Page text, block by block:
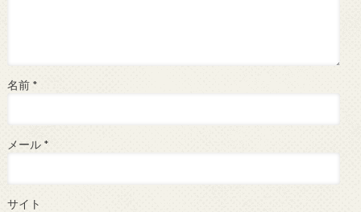
名前 *
メール *
サイト